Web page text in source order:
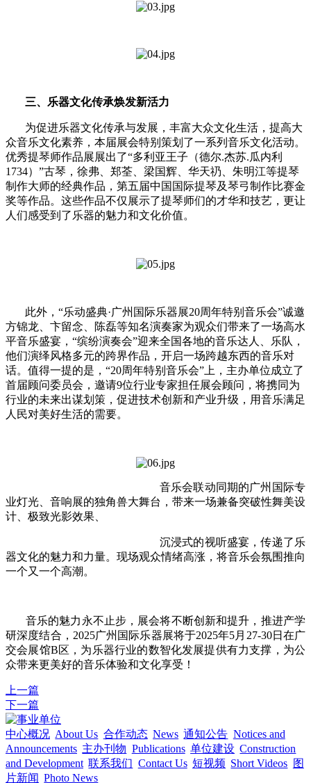
三、乐器文化传承焕发新活力
为促进乐器文化传承与发展，丰富大众文化生活，提高大
众音乐文化素养，本届展会特别策划了一系列音乐文化活动。
优秀提琴师作品展展出了“多利亚王子（德尔.杰苏.瓜内利
1734）”古琴，徐弗、郑荃、梁国辉、华天礽、朱明江等提琴
制作大师的经典作品，第五届中国国际提琴及琴弓制作比赛金
奖等作品。这些作品不仅展示了提琴师们的才华和技艺，更让
人们感受到了乐器的魅力和文化价值。
此外，“乐动盛典·广州国际乐器展20周年特别音乐会”诚邀
方锦龙、卞留念、陈磊等知名演奏家为观众们带来了一场高水
平音乐盛宴，“缤纷演奏会”迎来全国各地的音乐达人、乐队，
他们演绎风格多元的跨界作品，开启一场跨越东西的音乐对
话。值得一提的是，“20周年特别音乐会”上，主办单位成立了
首届顾问委员会，邀请9位行业专家担任展会顾问，将携同为
行业的未来出谋划策，促进技术创新和产业升级，用音乐满足
人民对美好生活的需要。
音乐会联动同期的广州国际专
业灯光、音响展的独角兽大舞台，带来一场兼备突破性舞美设
计、极致光影效果、
沉浸式的视听盛宴，传递了乐
器文化的魅力和力量。现场观众情绪高涨，将音乐会氛围推向
一个又一个高潮。
音乐的魅力永不止步，展会将不断创新和提升，推进产学
研深度结合，2025广州国际乐器展将于2025年5月27-30日在广
交会展馆B区，为乐器行业的数智化发展提供有力支撑，为公
众带来更美好的音乐体验和文化享受！
上一篇
下一篇
中心概况 About Us 合作动态 News 通知公告 Notices and
Announcements 主办刊物 Publications 单位建设 Construction
and Development 联系我们 Contact Us 短视频 Short Videos 图
片新闻 Photo News